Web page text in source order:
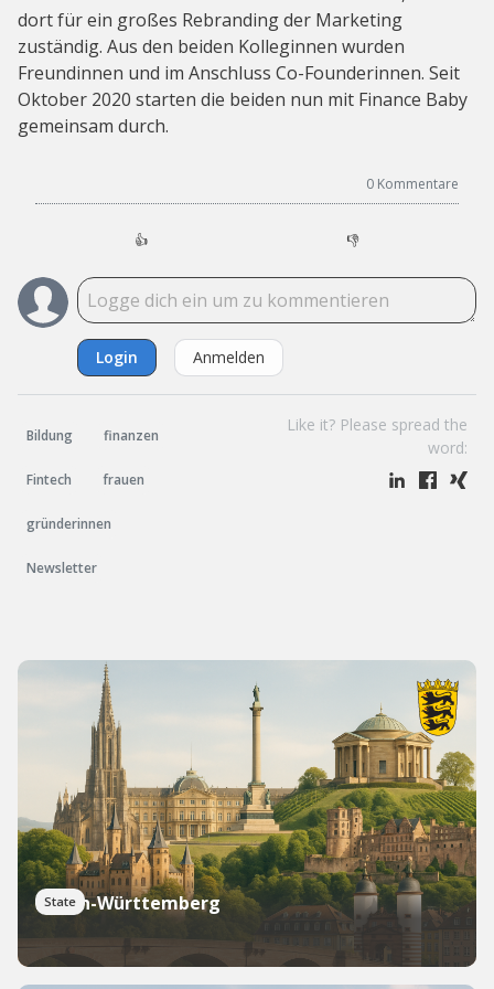
dort für ein großes Rebranding der Marketing
zuständig. Aus den beiden Kolleginnen wurden
Freundinnen und im Anschluss Co-Founderinnen. Seit
Oktober 2020 starten die beiden nun mit Finance Baby
gemeinsam durch.
0 Kommentare
👍 👎
Login Anmelden
Bildung finanzen
Fintech frauen
gründerinnen
Newsletter
Like it? Please spread the
word:
State
Baden-Württemberg